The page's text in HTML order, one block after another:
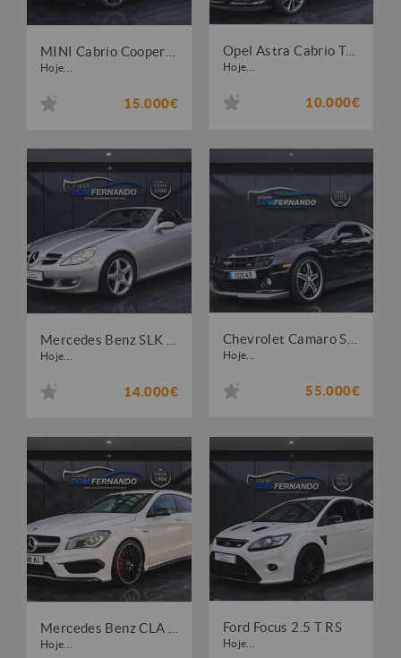
Hoje...
15.000€
Opel Astra Cabrio Twin Top 1.9Cdti 150cv Nacional
Hoje...
10.000€
Hoje...
14.000€
Hoje...
55.000€
Hoje...
Ford Focus 2.5 T RS
Hoje...